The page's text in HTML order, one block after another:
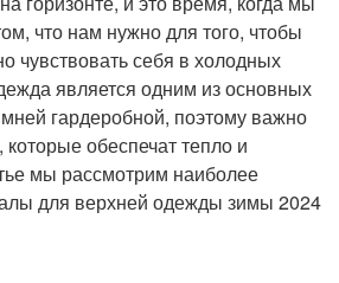
что нам нужно для того, чтобы
чувствовать себя в холодных
является одним из основных
гардеробной, поэтому важно
обеспечат тепло и
мы рассмотрим наиболее
для верхней одежды зимы 2024